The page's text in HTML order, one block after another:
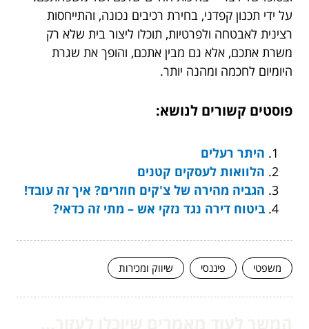
על ידי תכנון קפדני, בחירת רכיבים נכונה, והתייחסות
רצינית לאבטחה ולפרטיות, תוכלו ליצור בית שלא רק
משרת אתכם, אלא גם מבין אתכם, והופך את שגרת
היומיום לחכמה ומהנה יותר.
פוסטים קשורים לנושא:
היתר רעלים
הלוואות לעסקים קטנים
הגביה מהירה של צ'קים חוזרים? איך זה עובד!
ביטוח דירה נגד נזקי אש – מתי זה כדאי?
משפטי פיננסי שיווק ומכירות